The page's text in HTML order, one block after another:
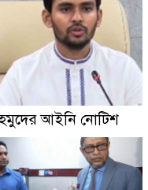
আইনি নোটিশ